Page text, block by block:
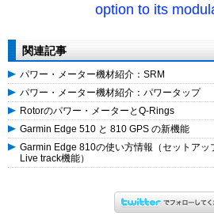
option to its
関連記事
パワー・メーター機材紹介：SRM
パワー・メーター機材紹介：パワータップ
Rotorのパワー・メーターとQ-Rings
Garmin Edge 510 と 810 GPS の新機能
Garmin Edge 810の使い方情報（セットアッ
Live track機能）